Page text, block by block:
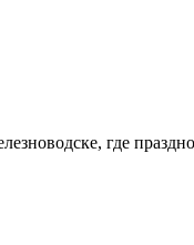
где